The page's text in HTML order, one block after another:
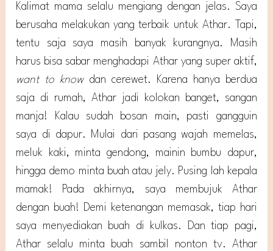
Kalimat mama selalu mengiang dengan jelas. Saya
berusaha melakukan yang terbaik untuk Athar. Tapi,
tentu saja saya masih banyak kurangnya. Masih
harus bisa sabar menghadapi Athar yang super aktif,
want to know dan cerewet. Karena hanya berdua
saja di rumah, Athar jadi kolokan banget, sangan
manja! Kalau sudah bosan main, pasti gangguin
saya di dapur. Mulai dari pasang wajah memelas,
meluk kaki, minta gendong, mainin bumbu dapur,
hingga demo minta buah atau jely. Pusing lah kepala
mamak! Pada akhirnya, saya membujuk Athar
dengan buah! Demi ketenangan memasak, tiap hari
saya menyediakan buah di kulkas. Dan tiap pagi,
Athar selalu minta buah sambil nonton tv. Athar